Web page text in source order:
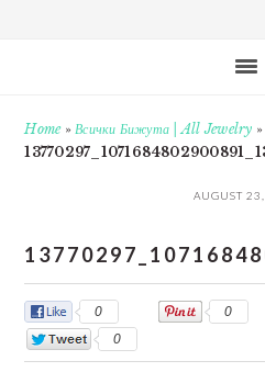
Home»Всички Бижута | All Jewelry
AUGUST
0 0
0